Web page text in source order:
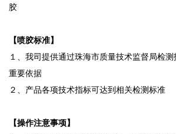
胶
【喷胶标准】
１、我司提供通过珠海市质量技术监督局检
重要依据
２、产品各项技术指标可达到相关检测标准
【操作注意事项】